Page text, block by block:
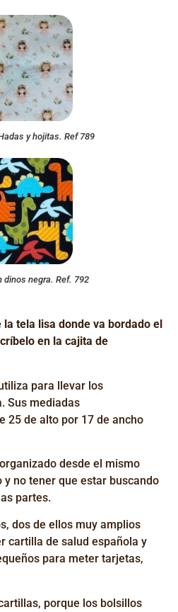
y hojitas. Ref 789
dinos negra. Ref. 792
tela lisa donde va bordado el
en la cajita de
para llevar los
Sus mediadas
25 de alto por 17 de ancho
desde el mismo
no tener que estar buscando
partes.
dos de ellos muy amplios
cartilla de salud española y
para meter tarjetas,
porque los bolsillos